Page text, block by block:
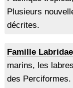
Plusieurs
décrites.
Famille Labridae
marins, les
des